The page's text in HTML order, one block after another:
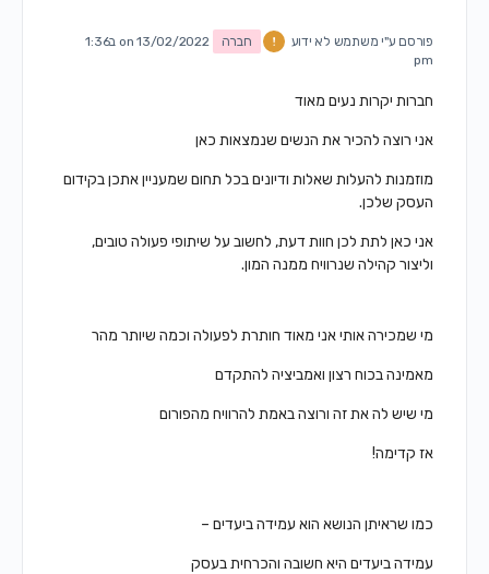
פורסם ע"ימשתמש לא ידוע חברה
on 13/02/2022 ב1:36
pm
חברות יקרות נעים מאוד
אני רוצה להכיר את הנשים שנמצאות כאן
מוזמנות להעלות שאלות ודיונים בכל תחום שמעניין אתכן בקידום
העסק שלכן.
אני כאן לתת לכן חוות דעת, לחשוב על שיתופי פעולה טובים,
וליצור קהילה שנרוויח ממנה המון.
מי שמכירה אותי אני מאוד חותרת לפעולה וכמה שיותר מהר
מאמינה בכוח רצון ואמביציה להתקדם
מי שיש לה את זה ורוצה באמת להרוויח מהפורום
אז קדימה!
כמו שראיתן הנושא הוא עמידה ביעדים –
עמידה ביעדים היא חשובה והכרחית בעסק